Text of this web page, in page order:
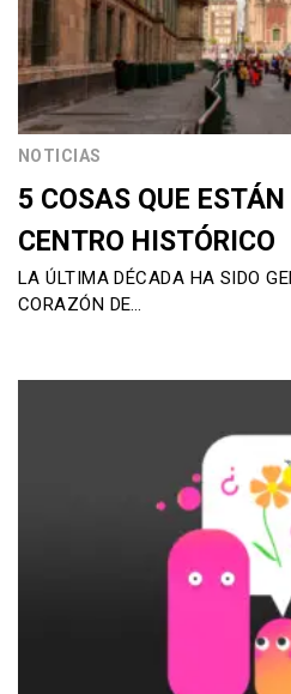
NOTICIAS
5 COSAS QUE
CENTRO HISTÓRICO
LA ÚLTIMA DÉCADA HA SIDO
CORAZÓN DE…